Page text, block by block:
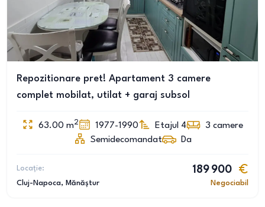
Repozitionare pret! Apartament 3 camere
complet mobilat, utilat + garaj subsol
63.00 m2 1977-1990 Etajul 4 3 camere
Semidecomandat
Da
Locație:
Cluj-Napoca, Mănăștur
189 900
Negociabil